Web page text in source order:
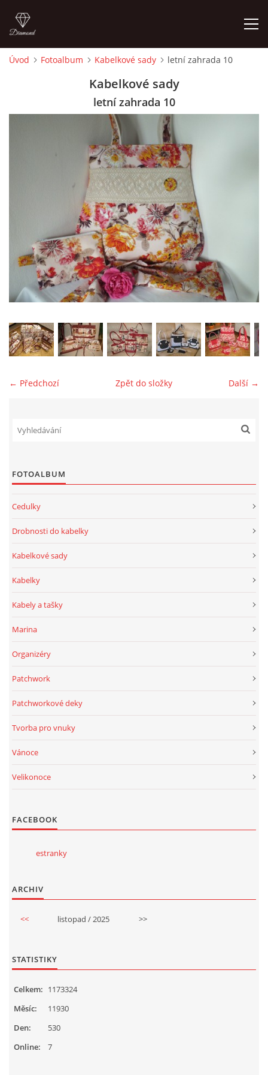
MOJE POSLEDNÍ PRÁCE
jk-laguna@seznam.cz
© 2025 eStránky.cz
Úvod Fotoalbum Kabelkové sady letní zahrada 10
Kabelkové sady
letní zahrada 10
← Předchozí Další →
Zpět do složky
FOTOALBUM
Cedulky
Drobnosti do kabelky
Kabelkové sady
Kabelky
Kabely a tašky
Marina
Organizéry
Patchwork
Patchworkové deky
Tvorba pro vnuky
Vánoce
Velikonoce
FACEBOOK
estranky
ARCHIV
<< listopad / 2025 >>
STATISTIKY
Online: 7
Celkem: 1173324
Měsíc:
11930
Den:
530